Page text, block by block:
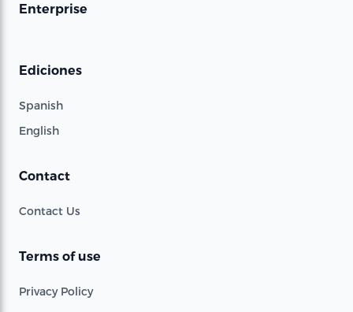
Enterprise
Ediciones
Spanish
English
Contact
Contact Us
Terms of use
Privacy Policy